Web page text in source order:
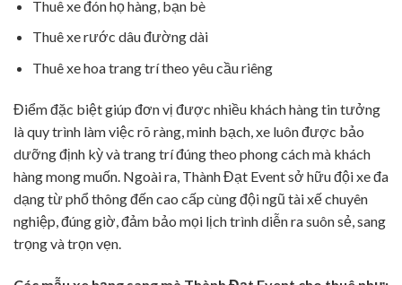
Thuê xe đón họ hàng, bạn bè
Thuê xe rước dâu đường dài
Thuê xe hoa trang trí theo yêu cầu riêng
Điểm đặc biệt giúp đơn vị được nhiều khách hàng tin tưởng
là quy trình làm việc rõ ràng, minh bạch, xe luôn được bảo
dưỡng định kỳ và trang trí đúng theo phong cách mà khách
hàng mong muốn. Ngoài ra, Thành Đạt Event sở hữu đội xe đa
dạng từ phổ thông đến cao cấp cùng đội ngũ tài xế chuyên
nghiệp, đúng giờ, đảm bảo mọi lịch trình diễn ra suôn sẻ, sang
trọng và trọn vẹn.